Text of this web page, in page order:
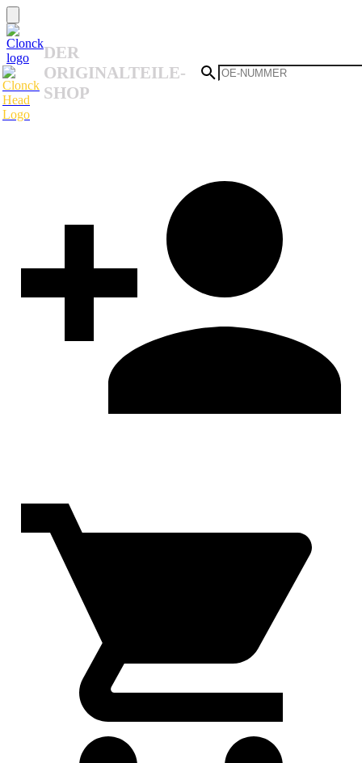
DER
ORIGINALTEILE-
SHOP